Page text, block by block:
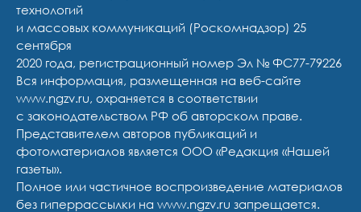
технологий
и массовых коммуникаций (Роскомнадзор) 25
сентября
2020 года, регистрационный номер Эл № ФС77-79226
Вся информация, размещенная на веб-сайте
www.ngzv.ru, охраняется в соответствии
с законодательством РФ об авторском праве.
Представителем авторов публикаций и
фотоматериалов является ООО «Редакция «Нашей
газеты».
Полное или частичное воспроизведение материалов
без гиперрассылки на www.ngzv.ru запрещается.